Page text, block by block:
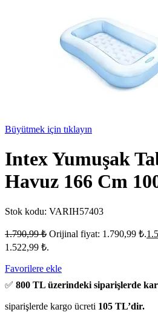
Büyütmek için tıklayın
Intex Yumuşak
Havuz 166 Cm
Stok kodu: VARIH57403
1.790,99₺ Orijinal fiyat: 1.790,99 ₺.
1.522,99 ₺.
Favorilere ekle
✅ 800 TL üzerindeki siparişlerde
siparişlerde kargo ücreti 105 TL’dir.